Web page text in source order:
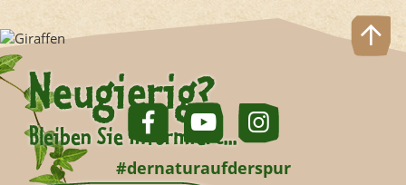
Neugierig?
Bleiben Sie informiert...
#dernaturaufderspur